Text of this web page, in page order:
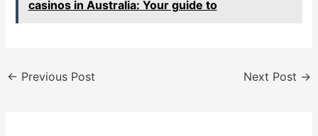
casinos in Australia: Your guide to
← Previous Post Next Post →